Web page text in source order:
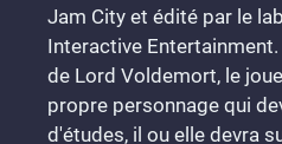
Jam City et édité par le
Interactive
de Lord Voldemort, le
propre personnage qui
d'études, il ou elle devra